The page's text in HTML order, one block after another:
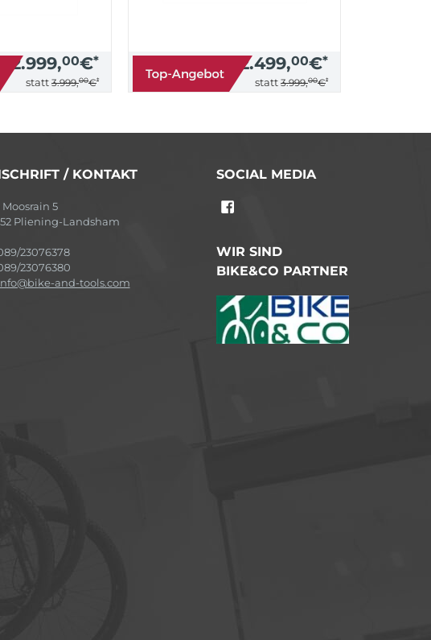
2.999,00€*
statt 3.999,00€*
2.499,00€*
statt 3.999,00€*
/ KONTAKT
5
Pliening-Landsham
23076378
23076380
and-tools.com
SOCIAL MEDIA
WIR SIND
BIKE&CO PARTNER